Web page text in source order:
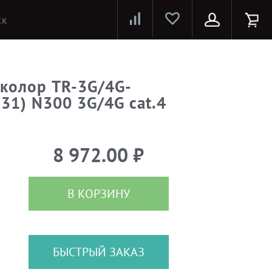
TR-3G/4G-
N300 3G/4G cat.4
8 972.00 ₽
В КОРЗИНУ
БЫСТРЫЙ ЗАКАЗ